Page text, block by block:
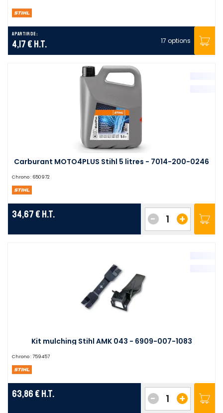
A partir de :
4,17 € H.T. 17 options
Carburant MOTO4PLUS Stihl 5 litres - 7014-200-0246
Chrono : 650972
34,67 € H.T. +
-
Kit mulching Stihl AMK 043 - 6909-007-1083
Chrono : 759457
63,86 € H.T. +
-